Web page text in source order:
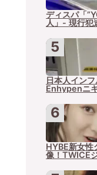
ディスパ「
人」- 現行犯
日本人イン
Enhypenニ
HYBE新女性
像！TWICE